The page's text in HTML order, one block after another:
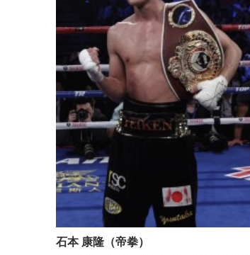
石本 康隆（帝拳）